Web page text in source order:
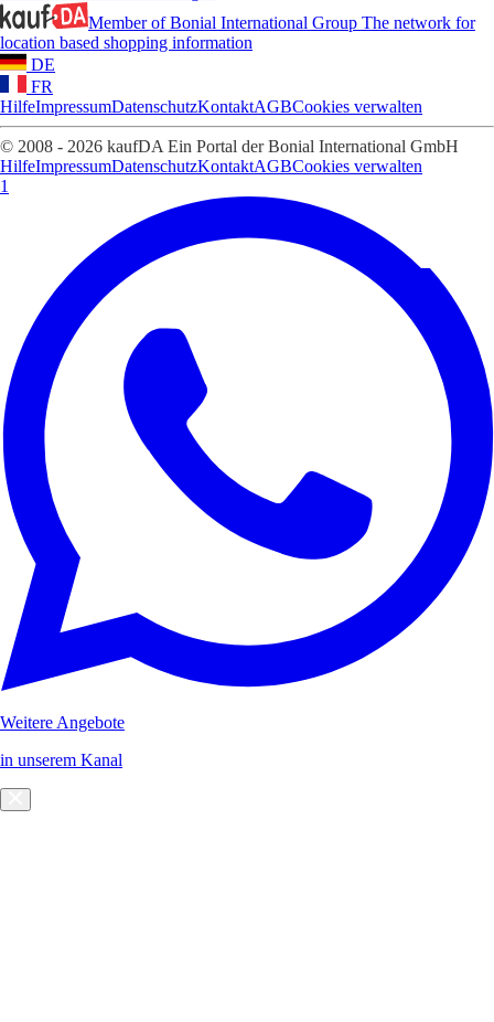
Member of Bonial International Group The network for
location based shopping information
DE
FR
HilfeImpressumDatenschutzKontaktAGBCookies verwalten
© 2008 - 2026 kaufDA Ein Portal der Bonial International GmbH
HilfeImpressumDatenschutzKontaktAGBCookies verwalten
1
Weitere Angebote
in unserem Kanal